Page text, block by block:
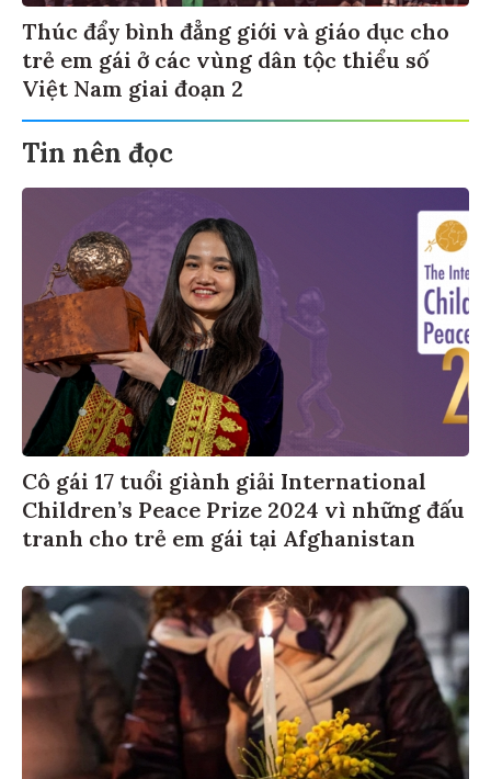
Thúc đẩy bình đẳng giới và giáo dục cho
trẻ em gái ở các vùng dân tộc thiểu số
Việt Nam giai đoạn 2
Tin nên đọc
Cô gái 17 tuổi giành giải International
Children’s Peace Prize 2024 vì những đấu
tranh cho trẻ em gái tại Afghanistan